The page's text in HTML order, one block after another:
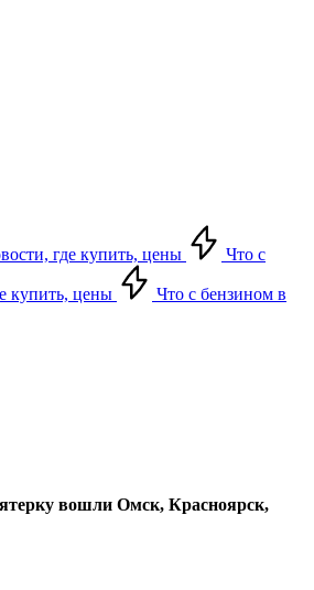
где купить, цены Что с
купить, цены
Что с бензином в
вошли Омск, Красноярск,